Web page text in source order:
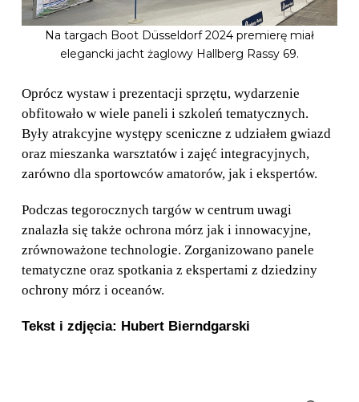
Na targach Boot Düsseldorf 2024 premierę miał
elegancki jacht żaglowy Hallberg Rassy 69.
Oprócz wystaw i prezentacji sprzętu, wydarzenie
obfitowało w wiele paneli i szkoleń tematycznych.
Były atrakcyjne występy sceniczne z udziałem gwiazd
oraz mieszanka warsztatów i zajęć integracyjnych,
zarówno dla sportowców amatorów, jak i ekspertów.
Podczas tegorocznych targów w centrum uwagi
znalazła się także ochrona mórz jak i innowacyjne,
zrównoważone technologie. Zorganizowano panele
tematyczne oraz spotkania z ekspertami z dziedziny
ochrony mórz i oceanów.
Tekst i zdjęcia: Hubert Bierndgarski